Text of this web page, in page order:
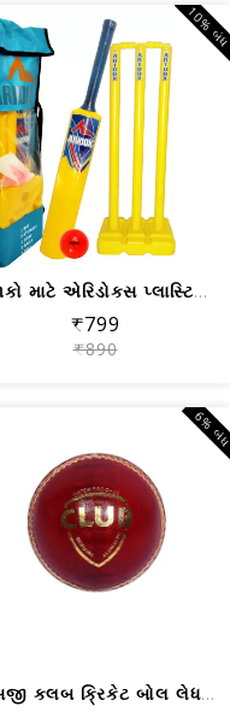
બાળકો માટે એરિડોક્સ પ્લાસ્ટિક ક્રિકેટ...
₹799
₹890
10%
એસજી ક્લબ ક્રિકેટ બોલ લેધર (લાલ) પ્રમ...
6%